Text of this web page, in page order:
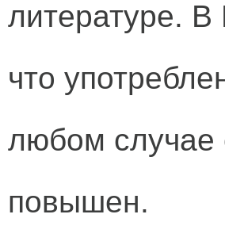
литературе. В
что
любом случае
повышен.